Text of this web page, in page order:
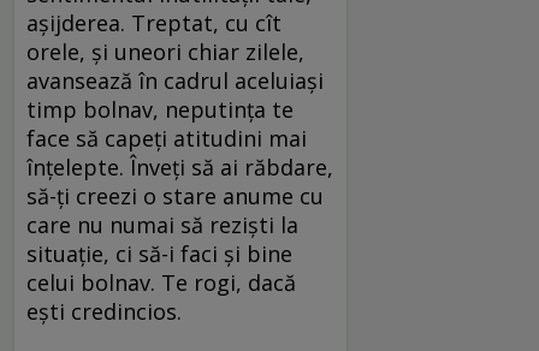
aşijderea. Treptat, cu cît
orele, şi uneori chiar zilele,
avansează în cadrul aceluiaşi
timp bolnav, neputinţa te
face să capeţi atitudini mai
înţelepte. Înveţi să ai răbdare,
să-ţi creezi o stare anume cu
care nu numai să rezişti la
situaţie, ci să-i faci şi bine
celui bolnav. Te rogi, dacă
eşti credincios.